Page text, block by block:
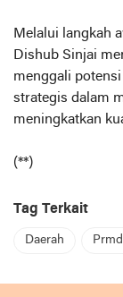
Melalui langkah
Dishub Sinjai
menggali
strategis dalam
meningkatkan
(**)
Tag Terkait
Daerah